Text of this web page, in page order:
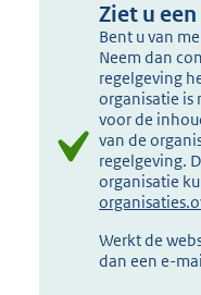
Ziet u
Bent u van
Neem dan
regelgeving
organisatie
voor de
van de
regelgeving.
organisatie
Werkt de
dan een e-